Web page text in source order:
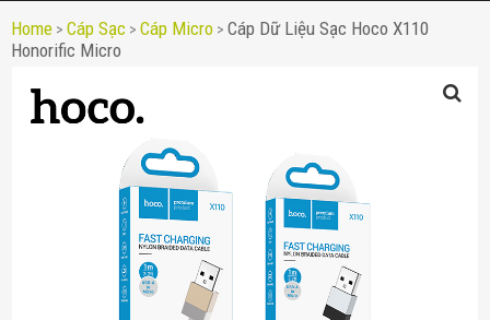
Home > Cáp Sạc > Cáp Micro > Cáp Dữ Liệu Sạc Hoco X110
Honorific Micro